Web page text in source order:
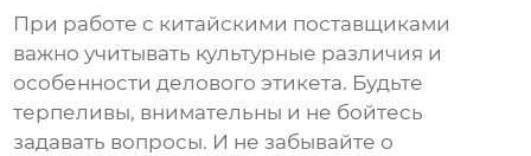
При работе с китайскими поставщиками
важно учитывать культурные различия и
особенности делового этикета. Будьте
терпеливы, внимательны и не бойтесь
задавать вопросы. И не забывайте о